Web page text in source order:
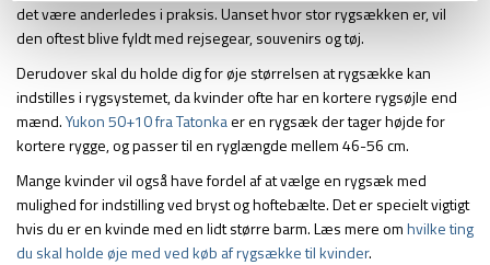
det være anderledes i praksis. Uanset hvor stor rygsækken er, vil
den oftest blive fyldt med rejsegear, souvenirs og tøj.
Derudover skal du holde dig for øje størrelsen at rygsække kan
indstilles i rygsystemet, da kvinder ofte har en kortere rygsøjle end
mænd.Yukon 50+10 fra Tatonkaer en rygsæk der tager højde for
kortere rygge, og passer til en ryglængde mellem 46-56 cm.
Mange kvinder vil også have fordel af at vælge en rygsæk med
mulighed for indstilling ved bryst og hoftebælte. Det er specielt vigtigt
hvis du er en kvinde med en lidt større barm. Læs mere omhvilke ting
du skal holde øje med ved køb af rygsække til kvinder.